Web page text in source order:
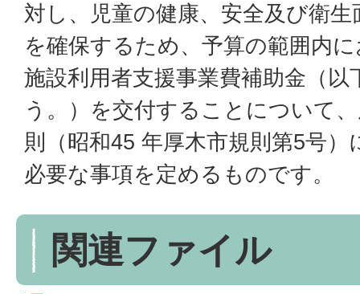
対し、児童の健康、安全及び衛
を確保するため、予算の範囲内
施設利用者支援事業費補助金（以
う。）を交付することについて
則（昭和45 年厚木市規則第5号
必要な事項を定めるものです。
関連ファイル